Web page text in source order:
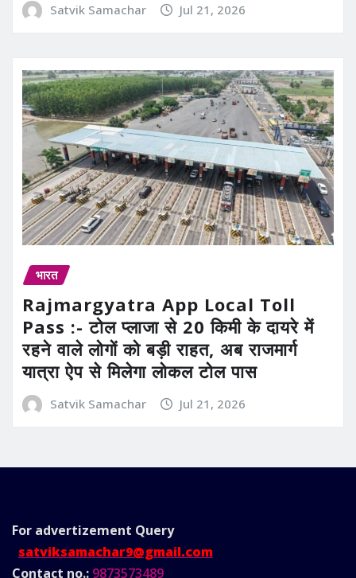
Satvik Samachar Jul 21, 2026
भारत
Rajmargyatra App Local Toll
Pass :- टोल प्लाजा से 20 किमी के दायरे में
रहने वाले लोगों को बड़ी राहत, अब राजमार्ग
यात्रा ऐप से मिलेगा लोकल टोल पास
Satvik Samachar Jul 21, 2026
For advertizement Query
satviksamachar9@gmail.com
Contact no.: 9873573489